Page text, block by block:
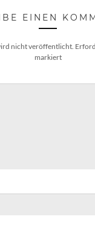
EINEN
nicht veröffentlicht.
markiert